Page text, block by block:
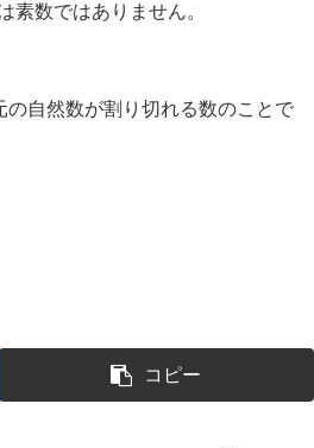
素数ではありません。
の自然数が割り切れる数のことで
コピー